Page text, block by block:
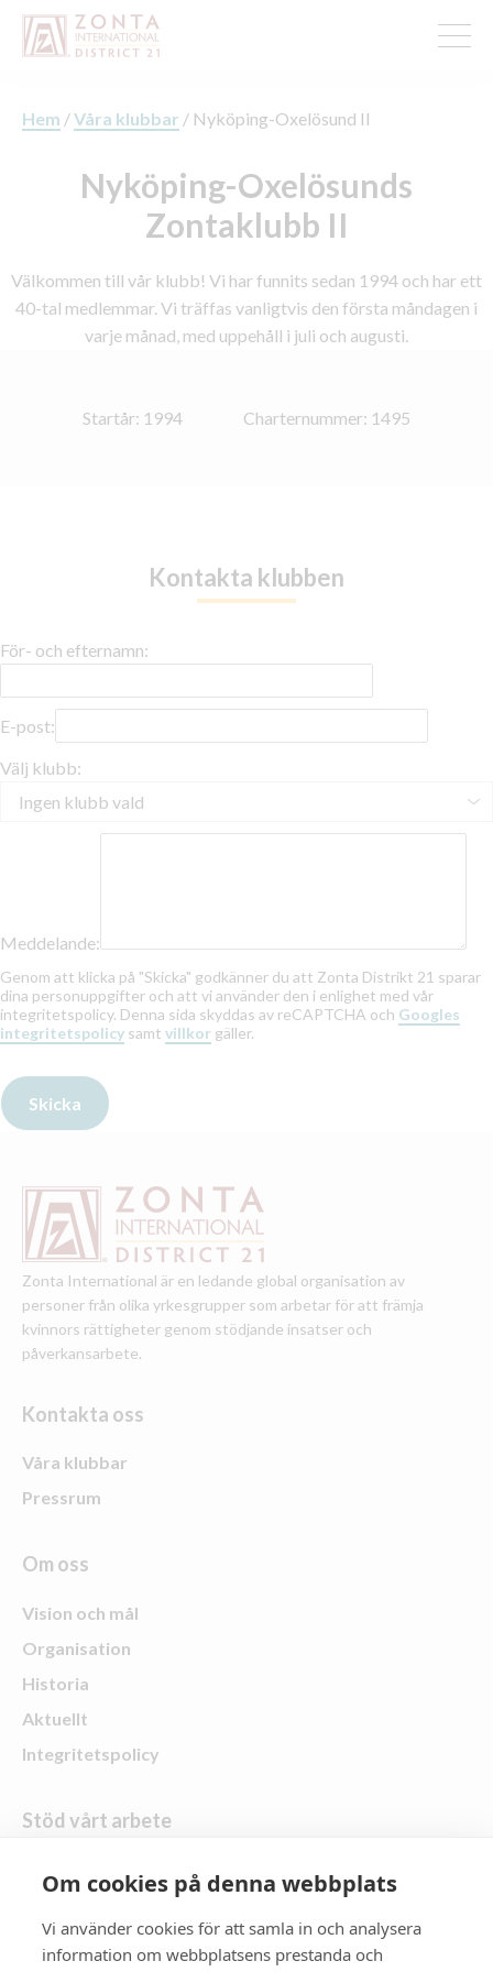
Hem /Våra klubbar / Nyköping-Oxelösund II
Nyköping-Oxelösunds
Zontaklubb II
Välkommen till vår klubb! Vi har funnits sedan 1994 och har ett
40-tal medlemmar. Vi träffas vanligtvis den första måndagen i
varje månad, med uppehåll i juli och augusti.
Startår: 1994 Charternummer: 1495
Kontakta klubben
För- och efternamn:
E-post:
Välj klubb:
Meddelande:
Genom att klicka på "Skicka" godkänner du att Zonta Distrikt 21 sparar
dina personuppgifter och att vi använder den i enlighet med vår
integritetspolicy. Denna sida skyddas av reCAPTCHA och Googles
integritetspolicy samt villkor gäller.
Zonta International är en ledande global organisation av
personer från olika yrkesgrupper som arbetar för att främja
kvinnors rättigheter genom stödjande insatser och
påverkansarbete.
Kontakta oss
Våra klubbar
Pressrum
Om oss
Vision och mål
Organisation
Historia
Aktuellt
Integritetspolicy
Stöd vårt arbete
Skänk en gåva
Följ oss
Om cookies på denna webbplats
Vi använder cookies för att samla in och analysera
information om webbplatsens prestanda och